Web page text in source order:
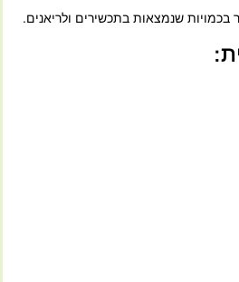
שנמצאות בתכשירים ולריאנים.